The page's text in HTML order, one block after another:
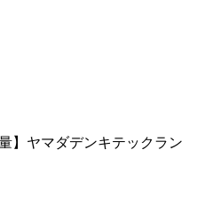
】ヤマダデンキテックラン